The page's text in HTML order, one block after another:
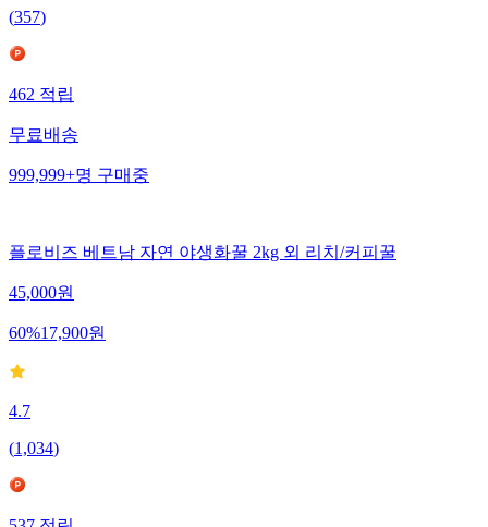
(357)
462적립
무료배송
999,999+명구매중
플로비즈 베트남 자연 야생화꿀 2kg 외 리치/커피꿀
45,000원
60%17,900원
4.7
(1,034)